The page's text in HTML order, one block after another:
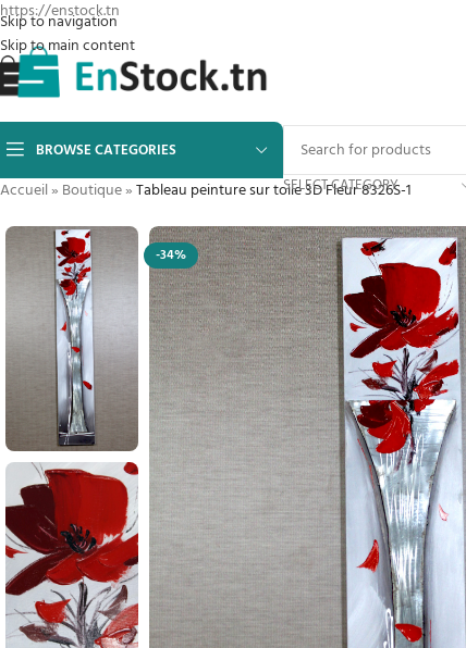
https://enstock.tn
Skip to navigation
Skip to main content
BROWSE CATEGORIES
SELECT CATEGORY
Accueil» Boutique»Tableau peinture sur toile 3D Fleur 8326S-1
-34%